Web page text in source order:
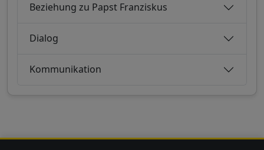
Beziehung zu Papst Franziskus
Dialog
Kommunikation